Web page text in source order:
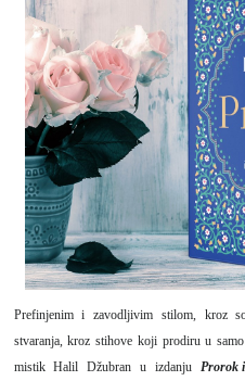
Prefinjenim i zavodljivim stilom, kroz
stvaranja, kroz stihove koji prodiru u
mistik Halil Džubran u izdanju Prorok